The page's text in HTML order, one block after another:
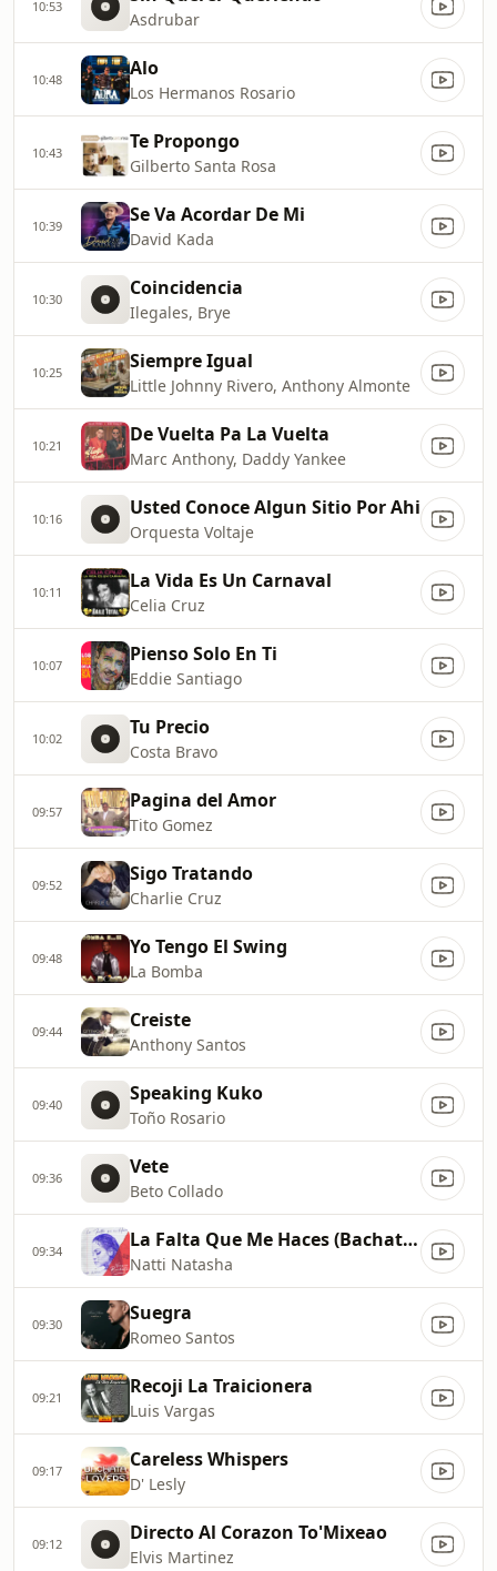
10:53
Asdrubar
10:48 Alo
Los Hermanos Rosario
10:43 Te Propongo
Gilberto Santa Rosa
10:39 Se Va Acordar De Mi
David Kada
10:30 Coincidencia
Ilegales, Brye
10:25 Siempre Igual
Little Johnny Rivero, Anthony Almonte
10:21 De Vuelta Pa La Vuelta
Marc Anthony, Daddy Yankee
10:16 Usted Conoce Algun Sitio Por Ahi
Orquesta Voltaje
10:11 La Vida Es Un Carnaval
Celia Cruz
10:07 Pienso Solo En Ti
Eddie Santiago
10:02 Tu Precio
Costa Bravo
09:57 Pagina del Amor
Tito Gomez
09:52 Sigo Tratando
Charlie Cruz
09:48 Yo Tengo El Swing
La Bomba
09:44 Creiste
Anthony Santos
09:40 Speaking Kuko
Toño Rosario
09:36 Vete
Beto Collado
09:34 La Falta Que Me Haces (Bachata Versión)
Natti Natasha
09:30 Suegra
Romeo Santos
09:21 Recoji La Traicionera
Luis Vargas
09:17 Careless Whispers
D' Lesly
09:12 Directo Al Corazon To'Mixeao
Elvis Martinez